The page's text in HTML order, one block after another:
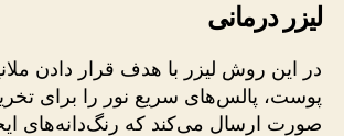
لیزر درمانی
در این روش لیزر با هدف قرار دادن
پوست، پالس‌های سریع نور را برای
صورت ارسال می‌کند که رنگ‌دانه‌های